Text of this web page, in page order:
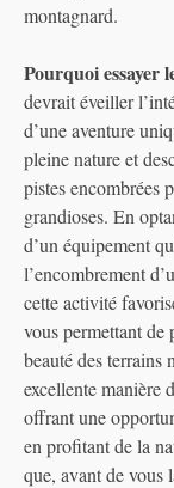
montagnard.
Pourquoi essayer
devrait éveiller
d’une aventure
pleine nature et
pistes encombrées
grandioses. En
d’un équipement
l’encombrement
cette activité
vous permettant de
beauté des terrains
excellente manière
offrant une
en profitant de la
que, avant de vous